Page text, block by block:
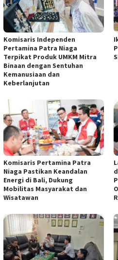
Komisaris Independen
Pertamina Patra Niaga
Terpikat Produk UMKM Mitra
Binaan dengan Sentuhan
Kemanusiaan dan
Keberlanjutan
Komisaris Pertamina Patra
Niaga Pastikan Keandalan
Energi di Bali, Dukung
Mobilitas Masyarakat dan
Wisatawan